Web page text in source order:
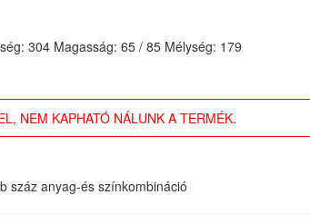
304 Magasság: 65 / 85 Mélység: 179
NEM KAPHATÓ NÁLUNK A TERMÉK.
száz anyag-és színkombináció